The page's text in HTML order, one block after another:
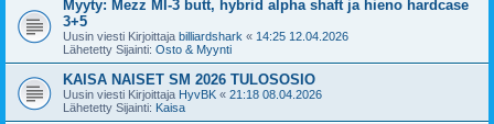
Myyty: Mezz MI-3 butt, hybrid alpha shaft ja hieno hardcase
3+5
Uusin viesti Kirjoittaja billiardshark « 14:25 12.04.2026
Lähetetty Sijainti: Osto & Myynti
KAISA NAISET SM 2026 TULOSOSIO
Uusin viesti Kirjoittaja HyvBK « 21:18 08.04.2026
Lähetetty Sijainti: Kaisa